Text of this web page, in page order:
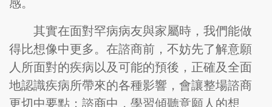
感。
其實在面對罕病病友與家屬時，我們能做
得比想像中更多。在諮商前，不妨先了解意願
人所面對的疾病以及可能的預後，正確及全面
地認識疾病所帶來的各種影響，會讓整場諮商
更切中要點；諮商中，學習傾聽意願人的想